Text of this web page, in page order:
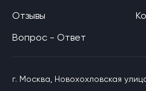
Отзывы
Вопрос - Ответ
г. Москва, Новохохловская